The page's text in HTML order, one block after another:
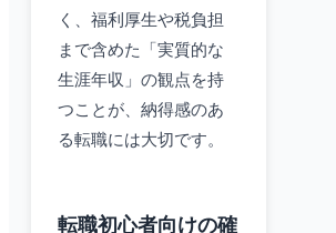
く、福利厚生や税負担
まで含めた「実質的な
生涯年収」の観点を持
つことが、納得感のあ
る転職には大切です。
転職初心者向けの確